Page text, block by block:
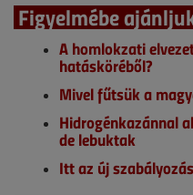
Figyelmébe
A homlokzati
hatásköréből?
Mivel fűtsük a
Hidrogénkazánnal
de lebuktak
Itt az új